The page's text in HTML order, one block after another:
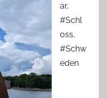
ar,
#Schl
oss,
#Schw
eden